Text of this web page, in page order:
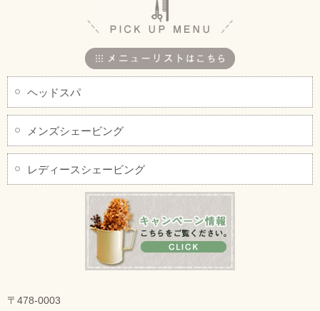
ヘッドスパ
メンズシェービング
レディースシェービング
〒478-0003